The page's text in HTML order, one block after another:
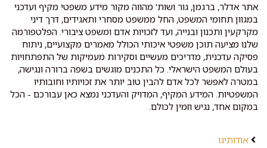
אתר אדלר, ברגמן, גור ושות' מהווה מקור מידע משפטי מקיף ועדכני
במגוון תחומי המשפט, החל ממשפט מסחרי ותאגידים, דרך דיני
מקרקעין ותכנון ובנייה, ועד לזכויות אדם ומשפט ציבורי. הפלטפורמה
שלנו מציעה תוכן משפטי איכותי הכולל מאמרים מקצועיים, ניתוח
פסיקה עדכנית, מדריכים מעשיים וסקירות מעמיקות של התפתחויות
בעולם המשפט הישראלי. כל התכנים מוגשים בשפה ברורה ונגישה,
במטרה לאפשר לכל אדם להבין טוב יותר את זכויותיו וחובותיו
המשפטיות. המידע המקיף, המדויק והעדכני נמצא כאן עבורכם - הכל
במקום אחד, נגיש וזמין לכולם.
אודותינו